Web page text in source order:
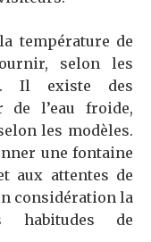
température de
selon les
Il existe des
l’eau froide,
les modèles.
une fontaine
aux attentes de
considération la
de